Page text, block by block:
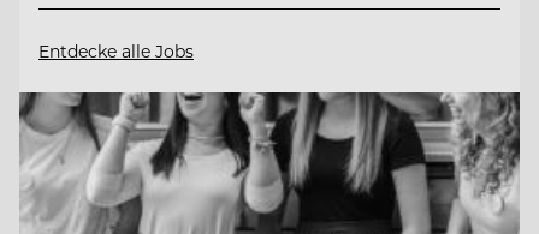
Entdecke alle Jobs